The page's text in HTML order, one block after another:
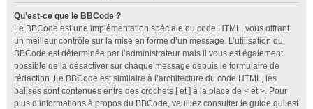
Qu’est-ce que le BBCode ?
Le BBCode est une implémentation spéciale du code HTML, vous offrant
un meilleur contrôle sur la mise en forme d’un message. L’utilisation du
BBCode est déterminée par l’administrateur mais il vous est également
possible de la désactiver sur chaque message depuis le formulaire de
rédaction. Le BBCode est similaire à l’architecture du code HTML, les
balises sont contenues entre des crochets [ et ] à la place de < et >. Pour
plus d’informations à propos du BBCode, veuillez consulter le guide qui est